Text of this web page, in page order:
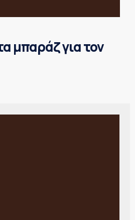
μπαράζ για τον